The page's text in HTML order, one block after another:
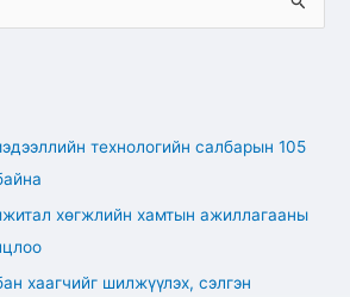
технологийн салбарын 105
хөгжлийн хамтын ажиллагааны
хаагчийг шилжүүлэх, сэлгэн